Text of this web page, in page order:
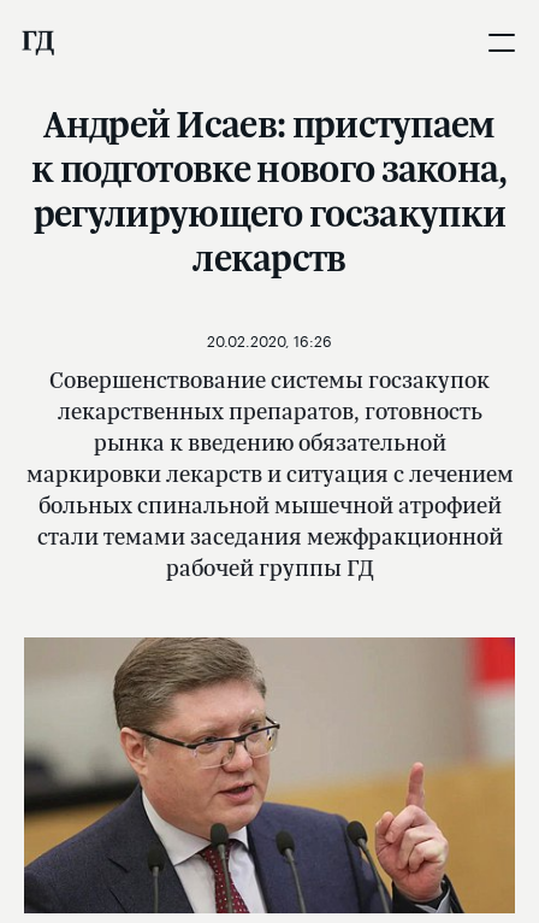
Андрей Исаев: приступаем
к подготовке нового закона,
регулирующего госзакупки
лекарств
Совершенствование системы госзакупок
лекарственных препаратов, готовность
рынка к введению обязательной
маркировки лекарств и ситуация с лечением
больных спинальной мышечной атрофией
стали темами заседания межфракционной
рабочей группы ГД
20.02.2020, 16:26